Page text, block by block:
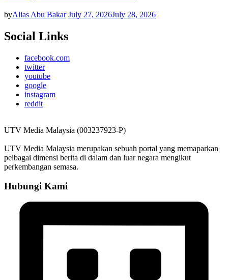
byAlias Abu Bakar July 27, 2026July 28, 2026
Social Links
facebook.com
twitter
youtube
google
instagram
reddit
UTV Media Malaysia (003237923-P)
UTV Media Malaysia merupakan sebuah portal yang memaparkan
pelbagai dimensi berita di dalam dan luar negara mengikut
perkembangan semasa.
Hubungi Kami